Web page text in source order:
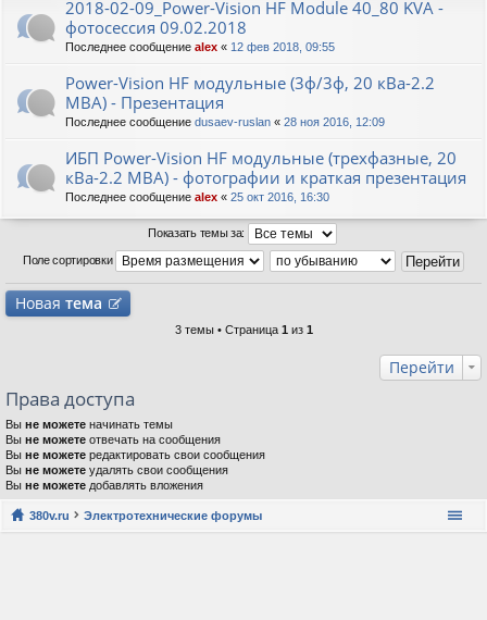
2018-02-09_Power-Vision HF Module 40_80 KVA -
фотосессия 09.02.2018
Последнее сообщение alex « 12 фев 2018, 09:55
Power-Vision HF модульные (3ф/3ф, 20 кВа-2.2
МВА) - Презентация
Последнее сообщение dusaev-ruslan « 28 ноя 2016, 12:09
ИБП Power-Vision HF модульные (трехфазные, 20
кВа-2.2 МВА) - фотографии и краткая презентация
Последнее сообщение alex « 25 окт 2016, 16:30
Показать темы за:
Поле сортировки
Новая тема
3 темы • Страница 1 из 1
Перейти
Права доступа
Вы не можете начинать темы
Вы не можете отвечать на сообщения
Вы не можете редактировать свои сообщения
Вы не можете удалять свои сообщения
Вы не можете добавлять вложения
380v.ru Электротехнические форумы